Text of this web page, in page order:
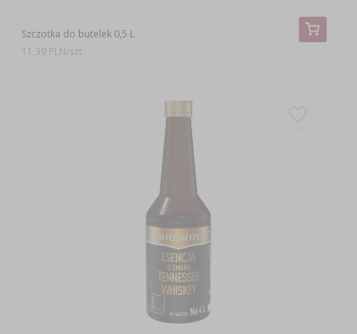
Szczotka do butelek 0,5 L
11,39 PLN/szt.